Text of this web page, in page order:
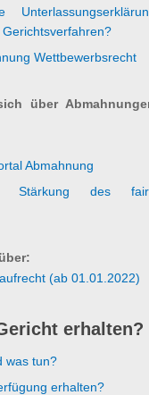
Wettbewerbsrecht
über
Abmahnung
Stärkung des
(ab 01.01.2022)
erhalten?
was tun?
erhalten?